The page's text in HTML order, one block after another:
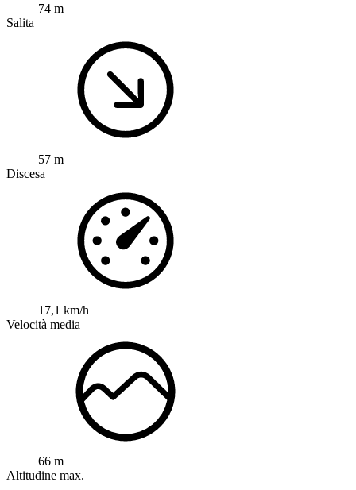
74 m
Salita
57 m
Discesa
17,1 km/h
Velocità media
66 m
Altitudine max.